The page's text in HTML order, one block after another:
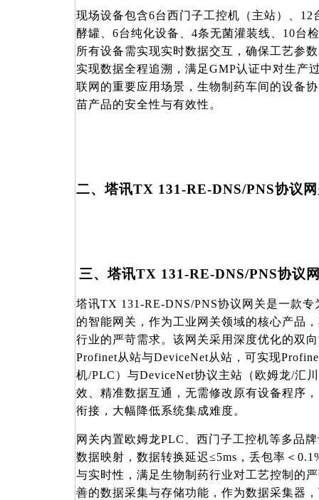
现场设备包含6台西门子工控机（主站）、
酵罐、6台纯化设备、4条无菌灌装线、10台
所有设备需实现实时数据交互，确保工艺参
实现数据全程追溯，满足GMP认证中对生产
联网的重要应用场景，生物制药车间的设备
苗产品的安全性与有效性。
二、塔讯TX 131-RE-DNS/PNS协议
三、塔讯TX 131-RE-DNS/PNS协议
塔讯TX 131-RE-DNS/PNS协议网关是一款
的智能网关，作为工业网关领域的核心产品
行业的严苛需求。该网关采用深度优化的双
Profinet从站与DeviceNet从站，可实现
机/PLC）与DeviceNet协议主站（欧姆龙/汇
效、精准数据互通，无需修改原有设备程序
衔接，大幅降低系统集成难度。
网关内置欧姆龙PLC、西门子工控机等多品
数据映射，数据转换延迟≤5ms，丢包率＜
与实时性，满足生物制药行业对工艺控制的
善的数据采集与存储功能，作为数据采集器